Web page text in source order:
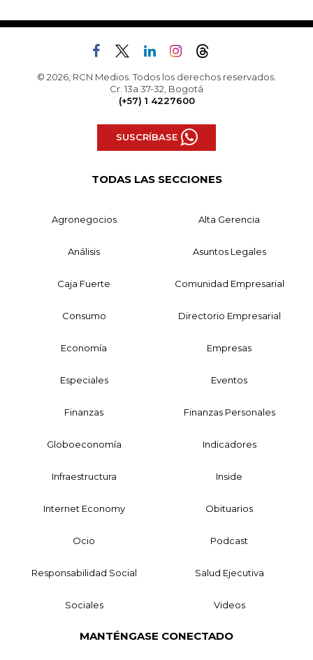
© 2026, RCN Medios. Todos los derechos reservados.
Cr. 13a 37-32, Bogotá
(+57) 1 4227600
SUSCRÍBASE
TODAS LAS SECCIONES
Agronegocios Alta Gerencia
Análisis Asuntos Legales
Caja Fuerte Comunidad Empresarial
Consumo Directorio Empresarial
Economía Empresas
Especiales Eventos
Finanzas Finanzas Personales
Globoeconomía Indicadores
Infraestructura Inside
Internet Economy Obituarios
Ocio Podcast
Responsabilidad Social Salud Ejecutiva
Sociales Videos
MANTÉNGASE CONECTADO